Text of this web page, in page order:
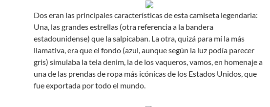
Dos eran las principales características de esta camiseta legendaria:
Una, las grandes estrellas (otra referencia a la bandera
estadounidense) que la salpicaban. La otra, quizá para mí la más
llamativa, era que el fondo (azul, aunque según la luz podía parecer
gris) simulaba la tela denim, la de los vaqueros, vamos, en homenaje a
una de las prendas de ropa más icónicas de los Estados Unidos, que
fue exportada por todo el mundo.